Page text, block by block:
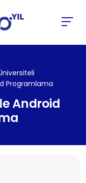
Programlama
Android